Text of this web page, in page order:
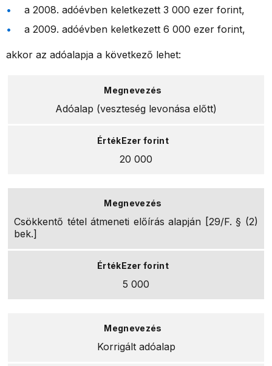
a 2008. adóévben keletkezett 3 000 ezer forint,
a 2009. adóévben keletkezett 6 000 ezer forint,
akkor az adóalapja a következő lehet:
Adóalap (veszteség levonása előtt)
20 000
Csökkentő tétel átmeneti előírás alapján [29/F. § (2)
bek.]
5 000
Korrigált adóalap